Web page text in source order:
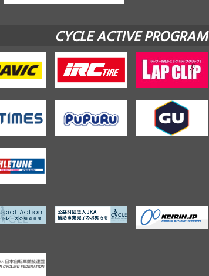
CYCLE ACTIVE PROGRAM